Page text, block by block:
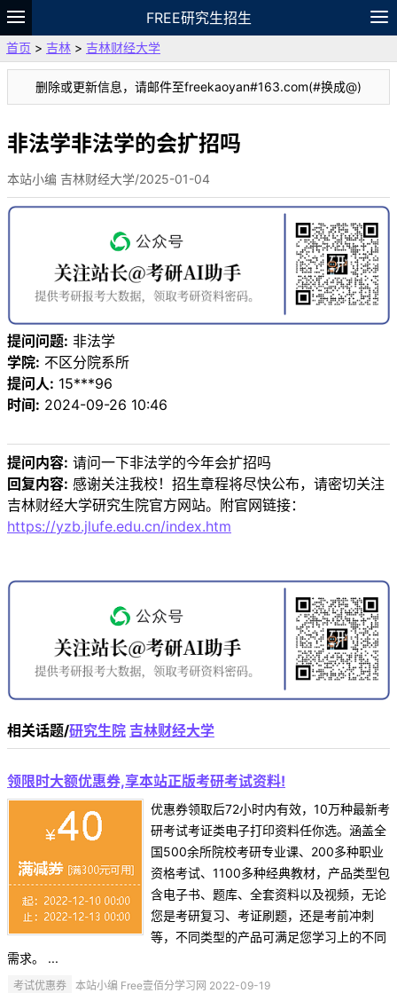
FREE研究生招生
题库
故事 专题
VIP
资料
首页 > 吉林 > 吉林财经大学
删除或更新信息，请邮件至freekaoyan#163.com(#换成@)
非法学非法学的会扩招吗
本站小编 吉林财经大学/2025-01-04
提问问题: 非法学
学院: 不区分院系所
提问人: 15***96
时间: 2024-09-26 10:46
提问内容: 请问一下非法学的今年会扩招吗
回复内容: 感谢关注我校！招生章程将尽快公布，请密切关注
吉林财经大学研究生院官方网站。附官网链接：
https://yzb.jlufe.edu.cn/index.htm
相关话题/研究生院 吉林财经大学
领限时大额优惠券,享本站正版考研考试资料!
优惠券领取后72小时内有效，10万种最新考
研考试考证类电子打印资料任你选。涵盖全
国500余所院校考研专业课、200多种职业
资格考试、1100多种经典教材，产品类型包
含电子书、题库、全套资料以及视频，无论
您是考研复习、考证刷题，还是考前冲刺
等，不同类型的产品可满足您学习上的不同
需求。 ...
考试优惠券 本站小编 Free壹佰分学习网 2022-09-19